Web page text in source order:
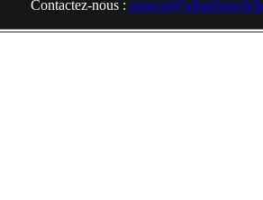
Contactez-nous :